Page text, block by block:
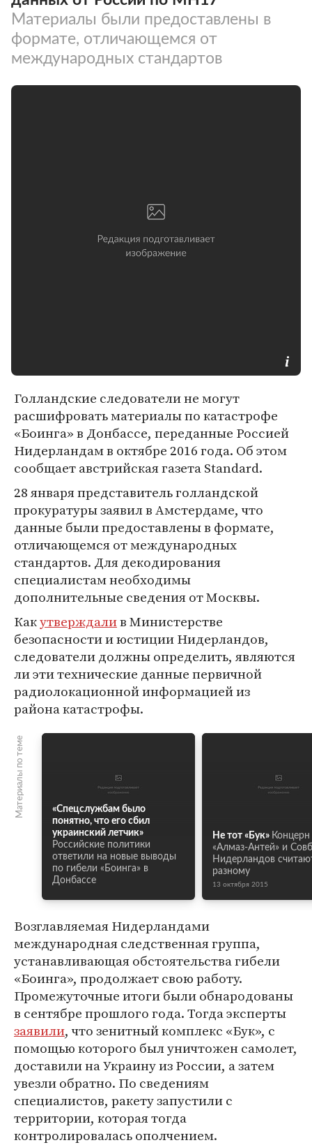
Материалы были предоставлены в
формате, отличающемся от
международных стандартов
Голландские следователи не могут
расшифровать материалы по катастрофе
«Боинга» в Донбассе, переданные Россией
Нидерландам в октябре 2016 года. Об этом
сообщает австрийская газета Standard.
28 января представитель голландской
прокуратуры заявил в Амстердаме, что
данные были предоставлены в формате,
отличающемся от международных
стандартов. Для декодирования
специалистам необходимы
дополнительные сведения от Москвы.
Какутверждалив Министерстве
безопасности и юстиции Нидерландов,
следователи должны определить, являются
ли эти технические данные первичной
радиолокационной информацией из
района катастрофы.
Материалы по теме
«Спецслужбам было
понятно, что его сбил
украинский летчик»
Российские политики
ответили на новые выводы
по гибели «Боинга» в
Донбассе
Не тот «Бук» Концерн
«Алмаз-Антей» и
Нидерландов
разному
13 октября 2015
Возглавляемая Нидерландами
международная следственная группа,
устанавливающая обстоятельства гибели
«Боинга», продолжает свою работу.
Промежуточные итоги были обнародованы
в сентябре прошлого года. Тогда эксперты
заявили, что зенитный комплекс «Бук», с
помощью которого был уничтожен самолет,
доставили на Украину из России, а затем
увезли обратно. По сведениям
специалистов, ракету запустили с
территории, которая тогда
контролировалась ополчением.